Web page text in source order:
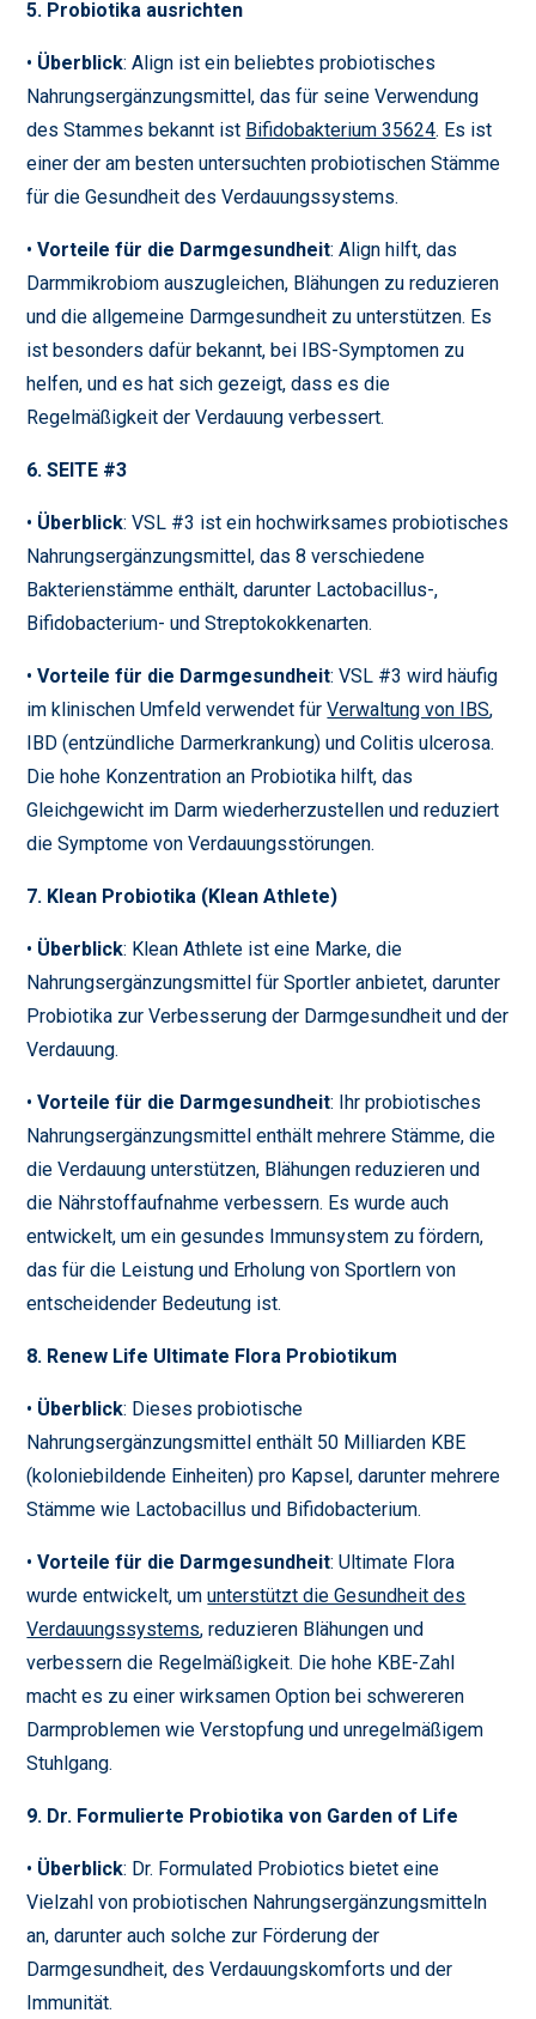
5. Probiotika ausrichten
• Überblick: Align ist ein beliebtes probiotisches
Nahrungsergänzungsmittel, das für seine Verwendung
des Stammes bekannt ist Bifidobakterium 35624. Es ist
einer der am besten untersuchten probiotischen Stämme
für die Gesundheit des Verdauungssystems.
•Vorteile für die Darmgesundheit: Align hilft, das
Darmmikrobiom auszugleichen, Blähungen zu reduzieren
und die allgemeine Darmgesundheit zu unterstützen. Es
ist besonders dafür bekannt, bei IBS-Symptomen zu
helfen, und es hat sich gezeigt, dass es die
Regelmäßigkeit der Verdauung verbessert.
6. SEITE #3
• Überblick: VSL #3 ist ein hochwirksames probiotisches
Nahrungsergänzungsmittel, das 8 verschiedene
Bakterienstämme enthält, darunter Lactobacillus-,
Bifidobacterium- und Streptokokkenarten.
•Vorteile für die Darmgesundheit: VSL #3 wird häufig
im klinischen Umfeld verwendet fürVerwaltung von IBS,
IBD (entzündliche Darmerkrankung) und Colitis ulcerosa.
Die hohe Konzentration an Probiotika hilft, das
Gleichgewicht im Darm wiederherzustellen und reduziert
die Symptome von Verdauungsstörungen.
7. Klean Probiotika (Klean Athlete)
• Überblick: Klean Athlete ist eine Marke, die
Nahrungsergänzungsmittel für Sportler anbietet, darunter
Probiotika zur Verbesserung der Darmgesundheit und der
Verdauung.
•Vorteile für die Darmgesundheit: Ihr probiotisches
Nahrungsergänzungsmittel enthält mehrere Stämme, die
die Verdauung unterstützen, Blähungen reduzieren und
die Nährstoffaufnahme verbessern. Es wurde auch
entwickelt, um ein gesundes Immunsystem zu fördern,
das für die Leistung und Erholung von Sportlern von
entscheidender Bedeutung ist.
8. Renew Life Ultimate Flora Probiotikum
• Überblick: Dieses probiotische
Nahrungsergänzungsmittel enthält 50 Milliarden KBE
(koloniebildende Einheiten) pro Kapsel, darunter mehrere
Stämme wie Lactobacillus und Bifidobacterium.
•Vorteile für die Darmgesundheit: Ultimate Flora
wurde entwickelt, umunterstützt die Gesundheit des
Verdauungssystems, reduzieren Blähungen und
verbessern die Regelmäßigkeit. Die hohe KBE-Zahl
macht es zu einer wirksamen Option bei schwereren
Darmproblemen wie Verstopfung und unregelmäßigem
Stuhlgang.
9. Dr. Formulierte Probiotika von Garden of Life
• Überblick: Dr. Formulated Probiotics bietet eine
Vielzahl von probiotischen Nahrungsergänzungsmitteln
an, darunter auch solche zur Förderung der
Darmgesundheit, des Verdauungskomforts und der
Immunität.